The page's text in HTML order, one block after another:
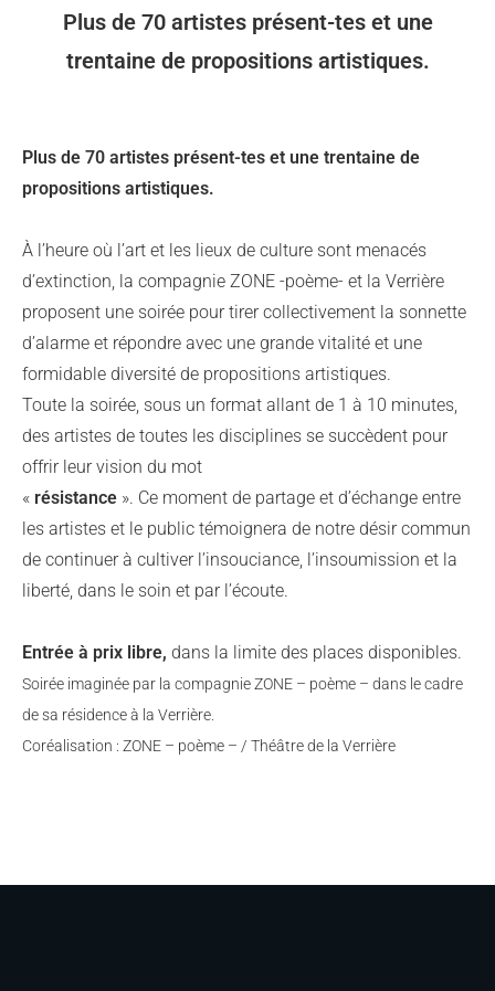
Plus de 70 artistes présent-tes et une
trentaine de propositions artistiques.
Plus de 70 artistes présent-tes et une trentaine de
propositions artistiques.
À l’heure où l’art et les lieux de culture sont menacés
d’extinction, la compagnie ZONE -poème- et la Verrière
proposent une soirée pour tirer collectivement la sonnette
d’alarme et répondre avec une grande vitalité et une
formidable diversité de propositions artistiques.
Toute la soirée, sous un format allant de 1 à 10 minutes,
des artistes de toutes les disciplines se succèdent pour
offrir leur vision du mot
« résistance ». Ce moment de partage et d’échange entre
les artistes et le public témoignera de notre désir commun
de continuer à cultiver l’insouciance, l’insoumission et la
liberté, dans le soin et par l’écoute.
Entrée à prix libre, dans la limite des places disponibles.
Soirée imaginée par la compagnie ZONE – poème – dans le cadre
de sa résidence à la Verrière.
Coréalisation : ZONE – poème – / Théâtre de la Verrière